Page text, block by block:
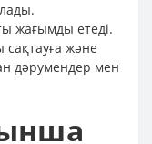
жағымды етеді.
және
дәрумендер мен